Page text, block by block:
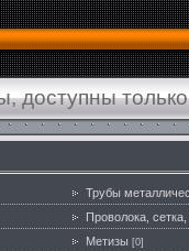
доступны
Трубы
Проволока,
Метизы [0]